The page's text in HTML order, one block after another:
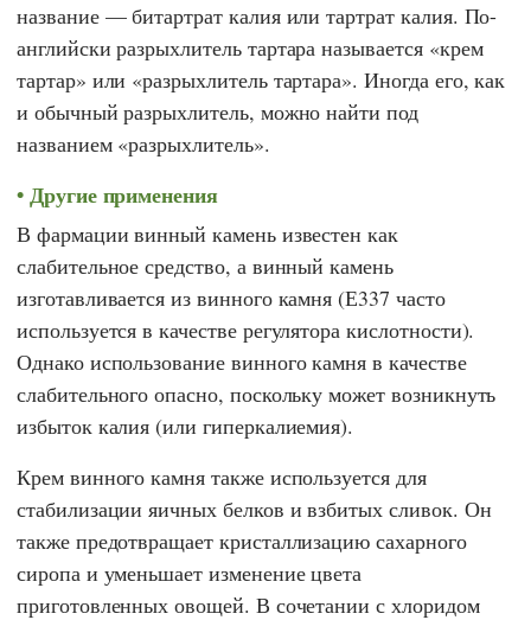
название — битартрат калия или тартрат калия. По-
английски разрыхлитель тартара называется «крем
тартар» или «разрыхлитель тартара». Иногда его, как
и обычный разрыхлитель, можно найти под
названием «разрыхлитель».
Другие применения
В фармации винный камень известен как
слабительное средство, а винный камень
изготавливается из винного камня (Е337 часто
используется в качестве регулятора кислотности).
Однако использование винного камня в качестве
слабительного опасно, поскольку может возникнуть
избыток калия (или гиперкалиемия).
Крем винного камня также используется для
стабилизации яичных белков и взбитых сливок. Он
также предотвращает кристаллизацию сахарного
сиропа и уменьшает изменение цвета
приготовленных овощей. В сочетании с хлоридом